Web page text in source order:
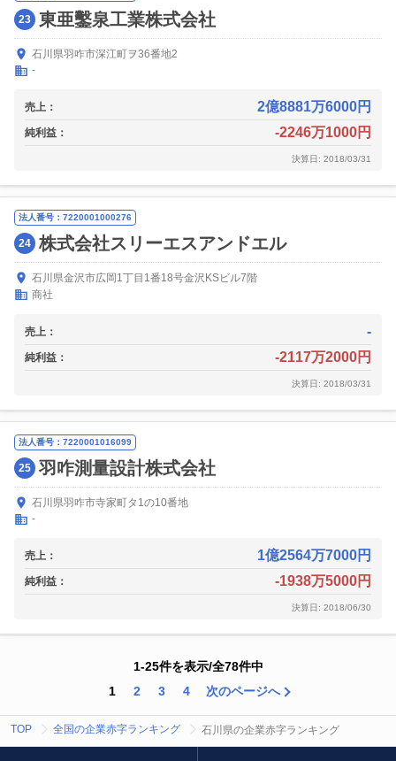
23 東亜鑿泉工業株式会社
石川県羽咋市深江町ヲ36番地2
-
売上： 2億8881万6000円
純利益： -2246万1000円
決算日: 2018/03/31
法人番号：7220001000276
24 株式会社スリーエスアンドエル
石川県金沢市広岡1丁目1番18号金沢KSビル7階
商社
売上： -
純利益： -2117万2000円
決算日: 2018/03/31
法人番号：7220001016099
25 羽咋測量設計株式会社
石川県羽咋市寺家町タ1の10番地
-
売上： 1億2564万7000円
純利益： -1938万5000円
決算日: 2018/06/30
1-25件を表示/全78件中
1
2 3 4 次のページへ
TOP 全国の企業赤字ランキング 石川県の企業赤字ランキング